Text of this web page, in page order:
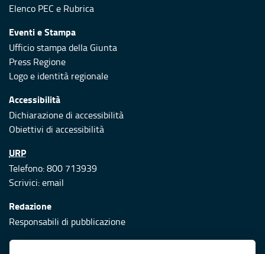
Elenco PEC e Rubrica
Eventi e Stampa
Ufficio stampa della Giunta
Press Regione
Logo e identità regionale
Accessibilità
Dichiarazione di accessibilità
Obiettivi di accessibilità
URP
Telefono: 800 713939
Scrivici:email
Redazione
Responsabili di pubblicazione
Protezione civile